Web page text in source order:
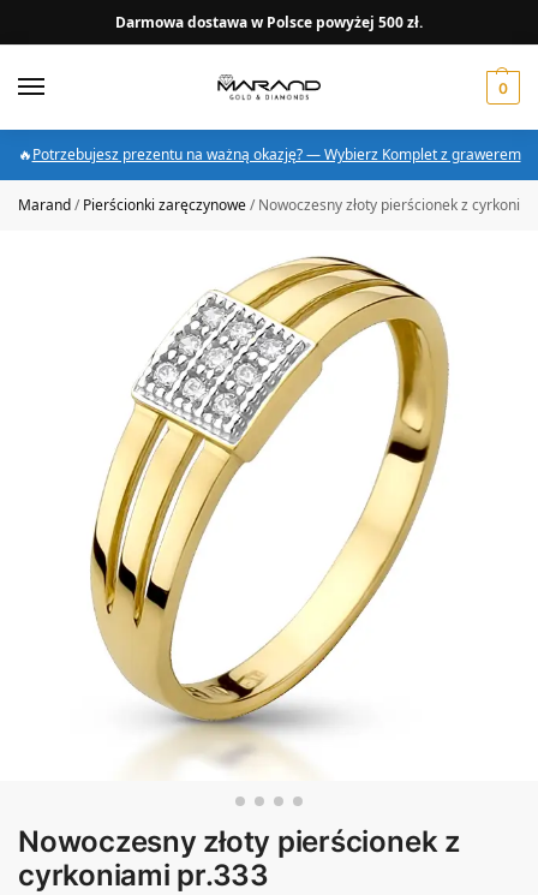
Darmowa dostawa w Polsce powyżej 500 zł.
0
🔥Potrzebujesz prezentu na ważną okazję? — Wybierz Komplet z grawerem
Marand/Pierścionki zaręczynowe/Nowoczesny złoty pierścionek z
Nowoczesny złoty pierścionek z
cyrkoniami pr.333